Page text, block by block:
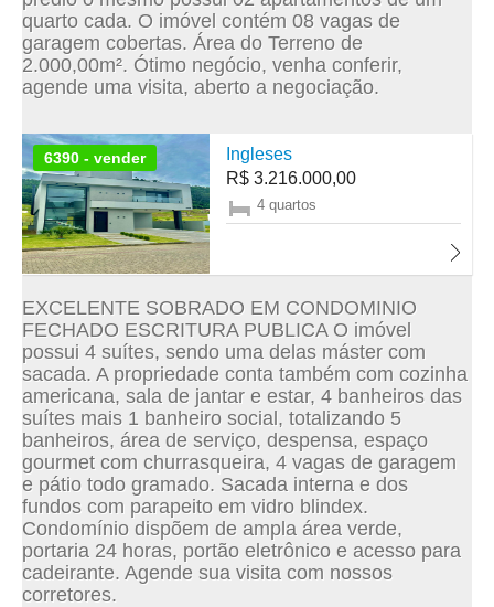
quarto cada. O imóvel contém 08 vagas de
garagem cobertas. Área do Terreno de
2.000,00m². Ótimo negócio, venha conferir,
agende uma visita, aberto a negociação.
6390 - vender
Ingleses
R$ 3.216.000,00
4 quartos
EXCELENTE SOBRADO EM CONDOMINIO
FECHADO ESCRITURA PUBLICA O imóvel
possui 4 suítes, sendo uma delas máster com
sacada. A propriedade conta também com cozinha
americana, sala de jantar e estar, 4 banheiros das
suítes mais 1 banheiro social, totalizando 5
banheiros, área de serviço, despensa, espaço
gourmet com churrasqueira, 4 vagas de garagem
e pátio todo gramado. Sacada interna e dos
fundos com parapeito em vidro blindex.
Condomínio dispõem de ampla área verde,
portaria 24 horas, portão eletrônico e acesso para
cadeirante. Agende sua visita com nossos
corretores.